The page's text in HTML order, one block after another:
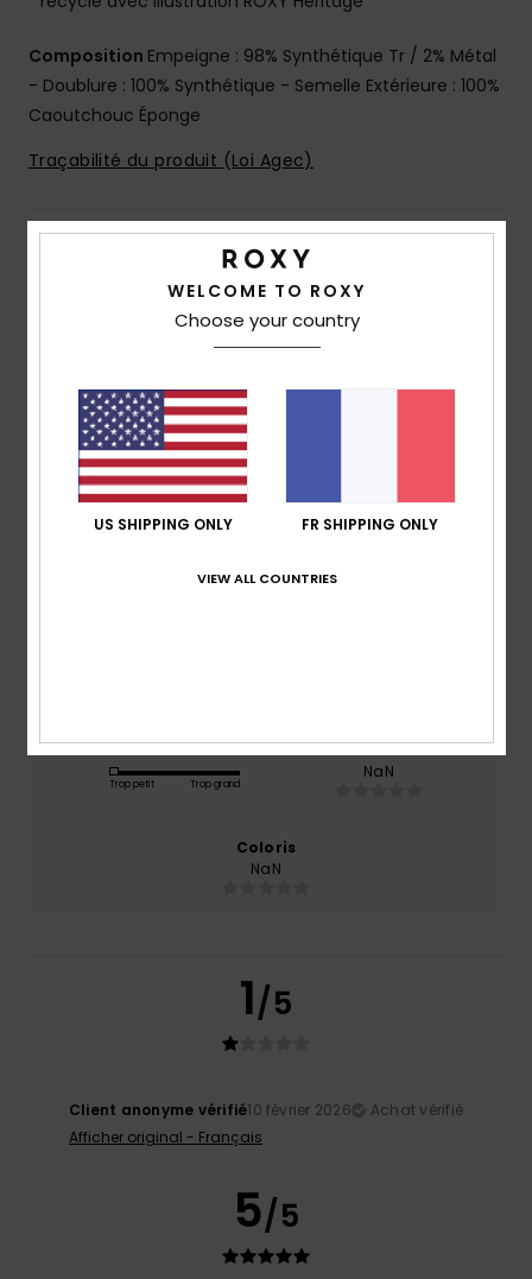
Composition Empeigne : 98% Synthétique Tr / 2% Métal
- Doublure : 100% Synthétique - Semelle Extérieure : 100%
Caoutchouc Éponge
Traçabilité du produit (Loi Agec)
Livraison & Retours
Note moyenne
3.0/5
Taille
Trop petit Trop grand
Matière
NaN
Coloris
NaN
1/5
Client anonyme vérifié10 février 2026
Achat vérifié
Afficher original - Français
5/5
WELCOME TO ROXY
Choose your country
US SHIPPING ONLY FR SHIPPING ONLY
VIEW ALL COUNTRIES